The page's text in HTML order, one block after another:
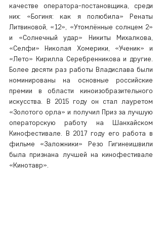
качестве оператора-постановщика, среди
них: «Богиня: как я полюбила» Ренаты
Литвиновой, «12», «Утомлённые солнцем 2»
и «Солнечный удар» Никиты Михалкова,
«Селфи» Николая Хомерики, «Ученик» и
«Лето» Кирилла Серебренникова и другие.
Более десяти раз работы Владислава были
номинированы на основные российские
премии в области киноизобразительного
искусства. В 2015 году он стал лауретом
«Золотого орла» и получил Приз за лучшую
операторскую работу на Шанхайском
Кинофестивале. В 2017 году его работа в
фильме «Заложники» Резо Гигинеишвили
была признана лучшей на кинофестивале
«Кинотавр».